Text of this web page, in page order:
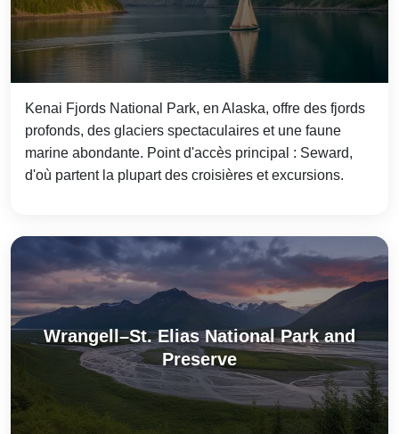
Kenai Fjords National Park, en Alaska, offre des fjords
profonds, des glaciers spectaculaires et une faune
marine abondante. Point d'accès principal : Seward,
d'où partent la plupart des croisières et excursions.
Wrangell–St. Elias National Park and
Preserve